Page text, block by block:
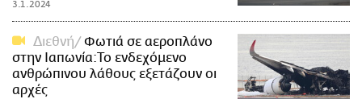
3.1.2024
Διεθνή
Φωτιά σε αεροπλάνο
στην Ιαπωνία:Το ενδεχόμενο
ανθρώπινου λάθους εξετάζουν οι
αρχές